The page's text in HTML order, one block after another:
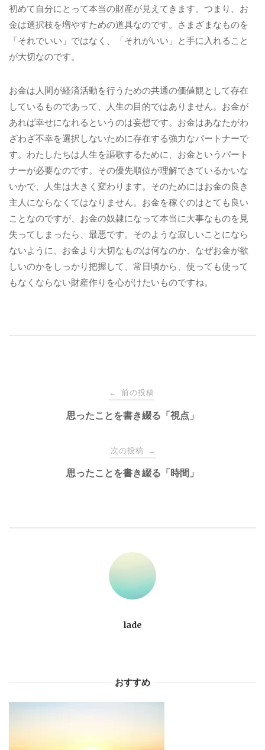
初めて自分にとって本当の財産が見えてきます。つまり、お
金は選択枝を増やすための道具なのです。さまざまなものを
「それでいい」ではなく、「それがいい」と手に入れること
が大切なのです。
お金は人間が経済活動を行うための共通の価値観として存在
しているものであって、人生の目的ではありません。お金が
あれば幸せになれるというのは妄想です。お金はあなたがわ
ざわざ不幸を選択しないために存在する強力なパートナーで
す。わたしたちは人生を謳歌するために、お金というパート
ナーが必要なのです。その優先順位が理解できているかいな
いかで、人生は大きく変わります。そのためにはお金の良き
主人にならなくてはなりません。お金を稼ぐのはとても良い
ことなのですが、お金の奴隷になって本当に大事なものを見
失ってしまったら、最悪です。そのような寂しいことになら
ないように、お金より大切なものは何なのか、なぜお金が欲
しいのかをしっかり把握して、常日頃から、使っても使って
もなくならない財産作りを心がけたいものですね。
← 前の投稿
思ったことを書き綴る「視点」
次の投稿 →
思ったことを書き綴る「時間」
lade
おすすめ